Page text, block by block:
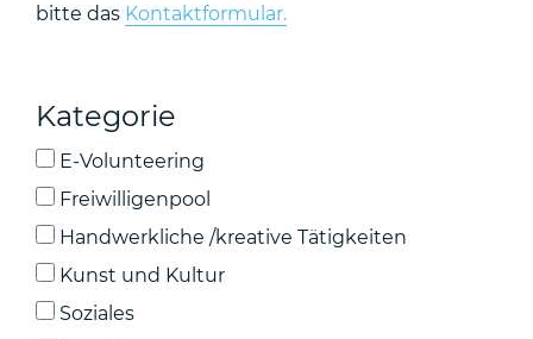
bitte das Kontaktformular.
Kategorie
E-Volunteering
Freiwilligenpool
Handwerkliche /kreative Tätigkeiten
Kunst und Kultur
Soziales